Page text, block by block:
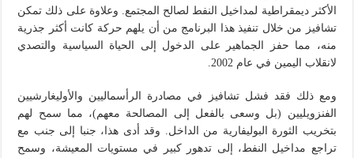
الأكثر ديمقراطية لمداخيل النفط لصالح المجتمع. وعلاوة على ذلك تمكن
تشافيز من خلال تنفيذ هذا البرنامج من أن يلهم حركة كانت أكثر جذرية
منه، مما حفز الجماهير على الدخول إلى الحياة السياسية والتصدي
لانقلاب اليمين في عام 2002.
ومع ذلك فقد فشل تشافيز في مصادرة الرأسماليين والأوليغارشيين
الفنزويليين (بل وسعى بالفعل إلى المصالحة معهم)، مما سمح لهم
بتخريب الثورة البوليفارية من الداخل. وقد أدى هذا، جنبا إلى جنب مع
تراجع مداخيل النفط، إلى تدهور كبير في مستويات المعيشة، وسمح